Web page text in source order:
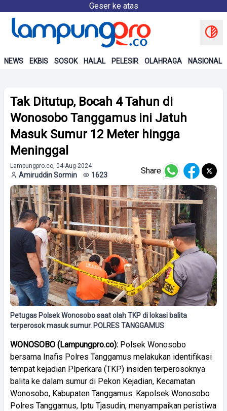
Geser ke atas
NEWS EKBIS SOSOK HALAL PELESIR OLAHRAGA NASIONAL
Tak Ditutup, Bocah 4 Tahun di
Wonosobo Tanggamus ini Jatuh
Masuk Sumur 12 Meter hingga
Meninggal
Lampungpro.co, 04-Aug-2024
Amiruddin Sormin 1623 Share
Petugas Polsek Wonosobo saat olah TKP di lokasi balita
terperosok masuk sumur. POLRES TANGGAMUS
WONOSOBO (Lampungpro.co): Polsek Wonosobo
bersama Inafis Polres Tanggamus melakukan identifikasi
tempat kejadian Plperkara (TKP) insiden terperosoknya
balita ke dalam sumur di Pekon Kejadian, Kecamatan
Wonosobo, Kabupaten Tanggamus. Kapolsek Wonosobo
Polres Tanggamus, Iptu Tjasudin, menyampaikan peristiwa